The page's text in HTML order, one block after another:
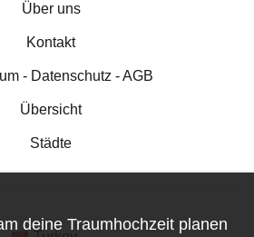
Über uns
Kontakt
- Datenschutz - AGB
Übersicht
Städte
deine Traumhochzeit planen